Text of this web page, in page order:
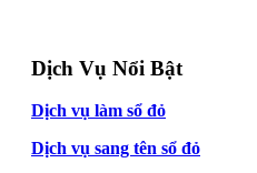
Dịch Vụ Nổi Bật
Dịch vụ làm sổ đỏ
Dịch vụ sang tên sổ đỏ